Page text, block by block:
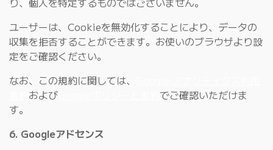
ユーザーは、Cookieを無効化することにより、データの
収集を拒否することができます。お使いのブラウザより設
定をご確認ください。
なお、この規約に関しては、
および
でご確認いただけま
す。
6. Googleアドセンス